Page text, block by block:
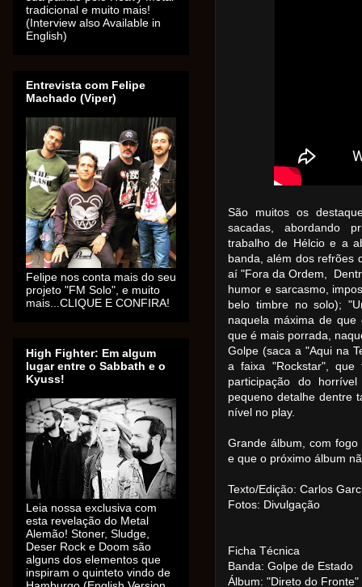
São muitos os
sacadas, abordando
trabalho de Hélcio e a
banda, além dos refrões
aí "Fora da Ordem,
humor e sarcasmo,
belo timbre no solo);
naquela máxima de
que é mais porrada,
Golpe (saca a "Aqui na
a faixa "Rockstar",
participação do
pequeno detalhe dentre
nível no play.
Grande álbum, com
e que o próximo álbum
Texto/Edição: Carlos
Fotos: Divulgação
Ficha Técnica
Banda: Golpe de Estado
Álbum: "Direto do Fronte"
tradicional e muito mais!
(Interview also Available in
English)
Entrevista com Felipe
Machado (Viper)
Felipe nos conta mais do seu
projeto "FM Solo", e muito
mais...CLIQUE E CONFIRA!
High Fighter: Em algum
lugar entre o Sabbath e o
Kyuss!
Leia nossa exclusiva com
esta revelação do Metal
Alemão! Stoner, Sludge,
Deser Rock e Doom são
alguns dos elementos que
inspiram o quinteto vindo de